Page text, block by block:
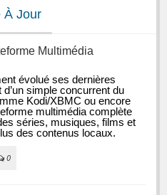
À Jour
Multimédia
évolué ses dernières
simple concurrent du
Kodi/XBMC ou encore
multimédia complète
séries, musiques, films et
des contenus locaux.
0